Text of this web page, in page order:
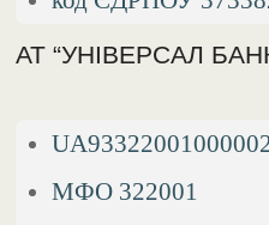
АТ “УНІВЕРСАЛ
МФО 322001